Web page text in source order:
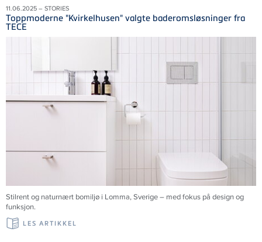
11.06.2025 – STORIES
Toppmoderne "Kvirkelhusen" valgte baderomsløsninger fra
TECE
Stilrent og naturnært bomiljø i Lomma,Sverige– med fokus på design og
funksjon.
LES ARTIKKEL